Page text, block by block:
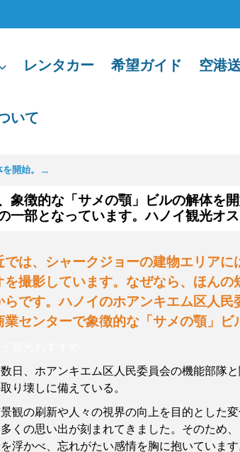
レンタカー 希望ガイド 空港
いて
開始。 ...
象徴的な「サメの顎」ビルの解体を
一部となっています。ハノイ観光オ
では、シャークジョーの建物エリア
を撮影しています。なぜなら、ほん
らです。ハノイのホアンキエム区人民
業センターで象徴的な「サメの顎」ビ
日、ホアンキエム区人民委員会の機能部隊
り壊しに備えている。
観の刷新や人々の視界の向上を目的とした
くの思い出が刻まれてきました。そのため
浮かべ、忘れがたい感情を胸に抱いています